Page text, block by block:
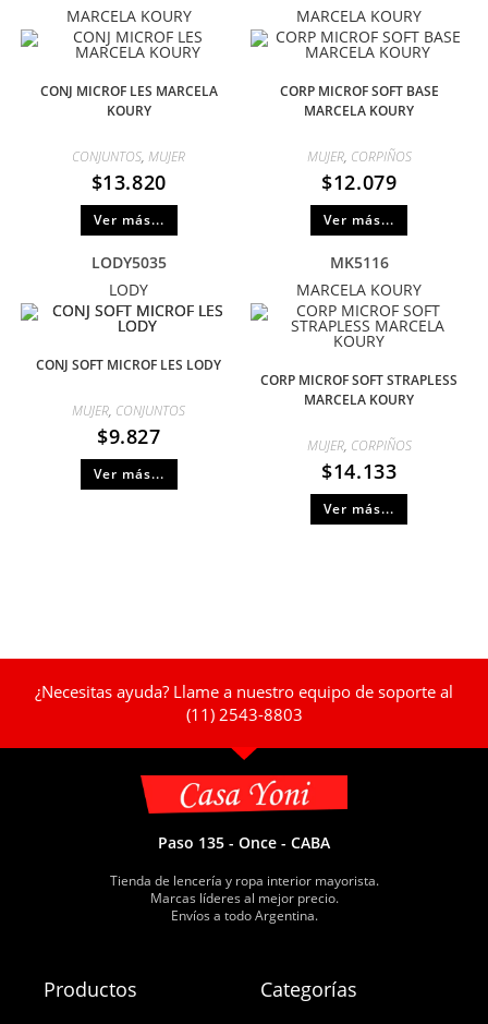
MARCELA KOURY
CONJ MICROF LES MARCELA
KOURY
CONJUNTOS,MUJER
$13.820
Ver más...
MARCELA KOURY
CORP MICROF SOFT BASE
MARCELA KOURY
MUJER, CORPIÑOS
$12.079
Ver más...
LODY5035
LODY
CONJ SOFT MICROF LES LODY
MUJER, CONJUNTOS
$9.827
Ver más...
MK5116
MARCELA KOURY
CORP MICROF SOFT STRAPLESS
MARCELA KOURY
MUJER, CORPIÑOS
$14.133
Ver más...
¿Necesitas ayuda? Llame a nuestro equipo de soporte al
(11) 2543-8803
Paso 135 - Once - CABA
Tienda de lencería y ropa interior mayorista.
Marcas líderes al mejor precio.
Envíos a todo Argentina.
Productos Categorías